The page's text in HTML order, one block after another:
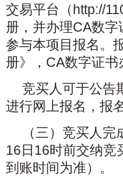
交易平台（http://
册，并办理CA数
参与本项目报名。
册》，CA数字证
竞买人可于公告
进行网上报名，报
（三）竞买人
16日16时前交纳竞
到账时间为准）。